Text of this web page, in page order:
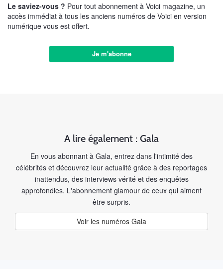
Le saviez-vous ? Pour tout abonnement à Voici magazine, un
accès immédiat à tous les anciens numéros de Voici en version
numérique vous est offert.
Je m'abonne
A lire également : Gala
En vous abonnant à Gala, entrez dans l'intimité des
célébrités et découvrez leur actualité grâce à des reportages
inattendus, des interviews vérité et des enquêtes
approfondies. L'abonnement glamour de ceux qui aiment
être surpris.
Voir les numéros Gala